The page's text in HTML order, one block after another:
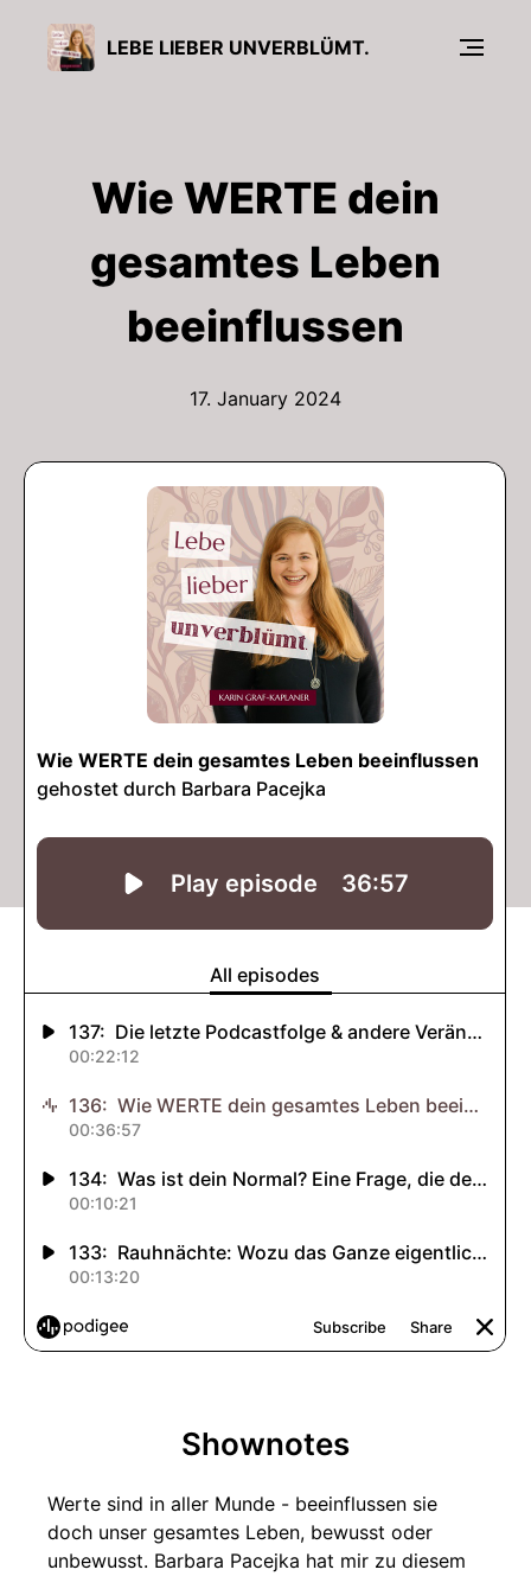
LEBE LIEBER UNVERBLÜMT.
Wie WERTE dein
gesamtes Leben
beeinflussen
17. January 2024
Shownotes
Werte sind in aller Munde - beeinflussen sie
doch unser gesamtes Leben, bewusst oder
unbewusst. Barbara Pacejka hat mir zu diesem